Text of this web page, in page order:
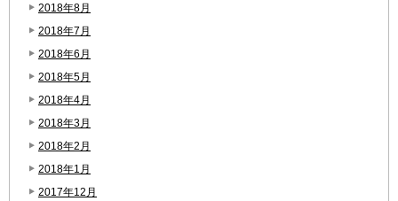
2018年8月
2018年7月
2018年6月
2018年5月
2018年4月
2018年3月
2018年2月
2018年1月
2017年12月